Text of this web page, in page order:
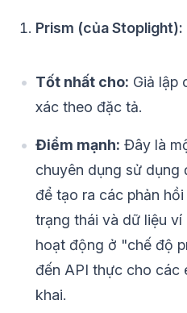
Prism (của Stoplight):
Tốt nhất cho: Giả lập
xác theo đặc tả.
Điểm mạnh: Đây là
chuyên dụng sử dụng
để tạo ra các phản
trạng thái và dữ liệu
hoạt động ở "chế độ
đến API thực cho các
khai.